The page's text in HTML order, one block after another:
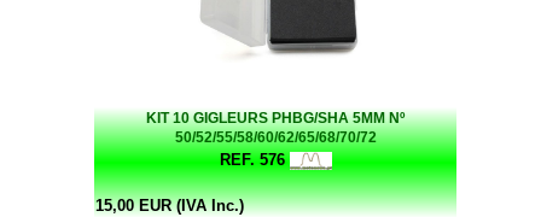
KIT 10 GIGLEURS PHBG/SHA 5MM Nº
50/52/55/58/60/62/65/68/70/72
REF. 576
15,00 EUR (IVA Inc.)